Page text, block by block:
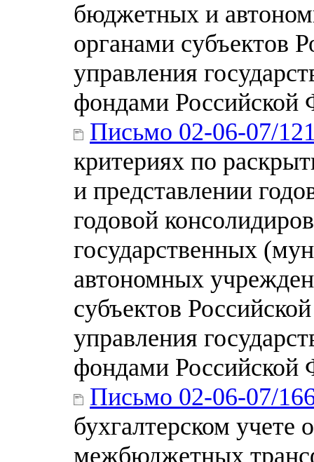
бюджетных и
органами субъектов
управления
фондами Российской
Письмо 02-06-07/
критериях по
и представлении
годовой
государственных
автономных
субъектов
управления
фондами Российской
Письмо 02-06-07/
бухгалтерском
межбюджетных